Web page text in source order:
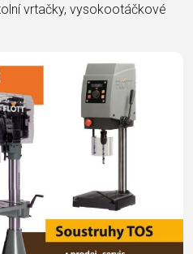
vrtačky, vysokootáčkové